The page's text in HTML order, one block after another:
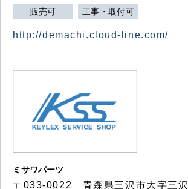
販売可 工事・取付可
http://demachi.cloud-line.com/
ミサワパーツ
〒033-0022 青森県三沢市大字三